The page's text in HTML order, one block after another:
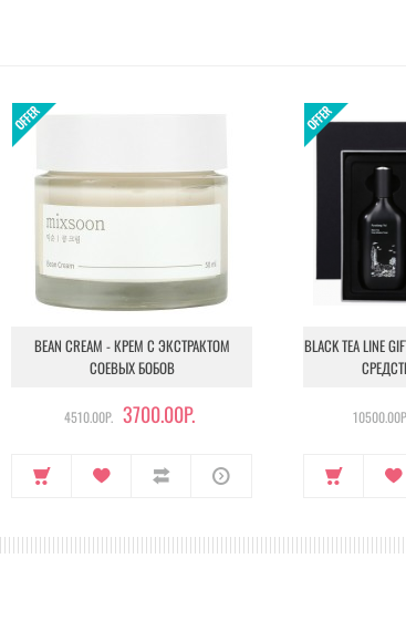
BEAN CREAM - КРЕМ С ЭКСТРАКТОМ
СОЕВЫХ БОБОВ
4510.00Р. 3700.00Р.
BLACK TEA LINE